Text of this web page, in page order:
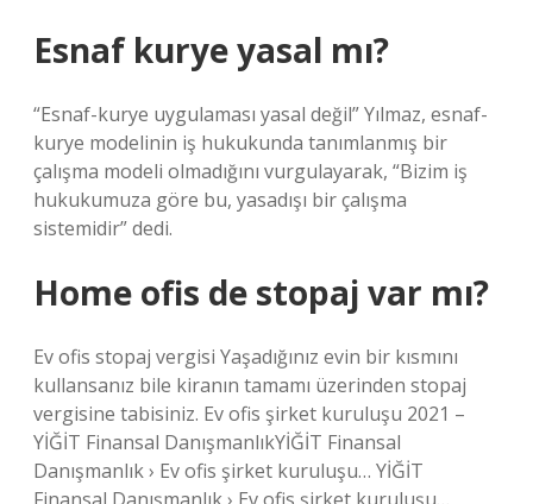
Esnaf kurye yasal mı?
“Esnaf-kurye uygulaması yasal değil” Yılmaz, esnaf-
kurye modelinin iş hukukunda tanımlanmış bir
çalışma modeli olmadığını vurgulayarak, “Bizim iş
hukukumuza göre bu, yasadışı bir çalışma
sistemidir” dedi.
Home ofis de stopaj var mı?
Ev ofis stopaj vergisi Yaşadığınız evin bir kısmını
kullansanız bile kiranın tamamı üzerinden stopaj
vergisine tabisiniz. Ev ofis şirket kuruluşu 2021 –
YİĞİT Finansal DanışmanlıkYİĞİT Finansal
Danışmanlık › Ev ofis şirket kuruluşu… YİĞİT